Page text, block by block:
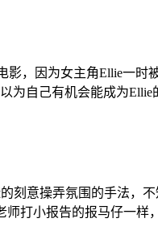
影，因为女主角Ellie一
自己有机会能成为
刻意操弄氛围的手法
打小报告的报马仔一